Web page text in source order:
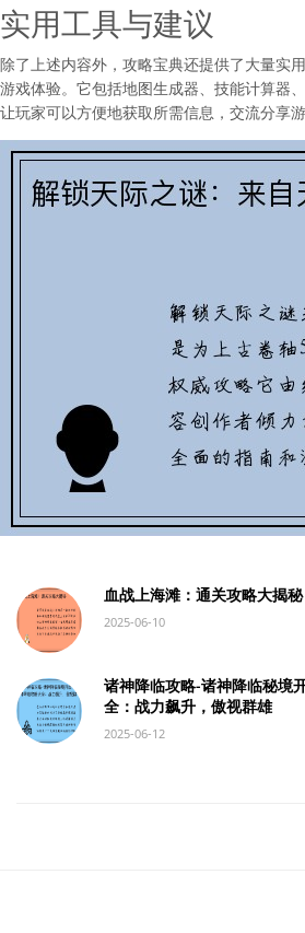
实用工具与建议
除了上述内容外，攻略宝典还提供了大量实
游戏体验。它包括地图生成器、技能计算器
让玩家可以方便地获取所需信息，交流分享游
血战上海滩：通关攻略大揭秘
2025-06-10
诸神降临攻略-诸神降临秘境
全：战力飙升，傲视群雄
2025-06-12